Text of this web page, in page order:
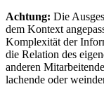
Achtung: Die
dem Kontext
Komplexität der
die Relation des
anderen
lachende oder